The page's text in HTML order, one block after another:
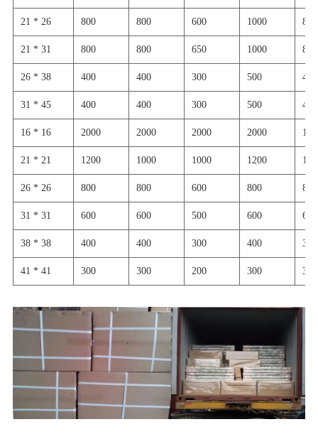
21 * 26 800 800 600 1000 800
21 * 31 800 800 650 1000 800
26 * 38 400 400 300 500 400
31 * 45 400 400 300 500 400
16 * 16 2000 2000 2000 2000
21 * 21 1200 1000 1000 1200
26 * 26 800 800 600 800 800
31 * 31 600 600 500 600 600
38 * 38 400 400 300 400 300
41 * 41 300 300 200 300 300